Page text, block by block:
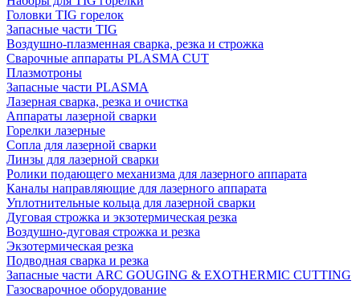
Головки TIG горелок
Запасные части TIG
Воздушно-плазменная сварка, резка и строжка
Сварочные аппараты PLASMA CUT
Плазмотроны
Запасные части PLASMA
Лазерная сварка, резка и очистка
Аппараты лазерной сварки
Горелки лазерные
Сопла для лазерной сварки
Линзы для лазерной сварки
Ролики подающего механизма для лазерного аппарата
Каналы направляющие для лазерного аппарата
Уплотнительные кольца для лазерной сварки
Дуговая строжка и экзотермическая резка
Воздушно-дуговая строжка и резка
Экзотермическая резка
Подводная сварка и резка
Запасные части ARC GOUGING & EXOTHERMIC CUTTING
Газосварочное оборудование